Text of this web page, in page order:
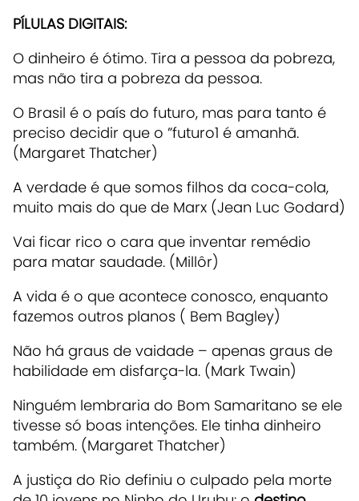
PÍLULAS DIGITAIS:
O dinheiro é ótimo. Tira a pessoa da pobreza,
mas não tira a pobreza da pessoa.
O Brasil é o país do futuro, mas para tanto é
preciso decidir que o ”futuro1 é amanhã.
(Margaret Thatcher)
A verdade é que somos filhos da coca-cola,
muito mais do que de Marx (Jean Luc Godard)
Vai ficar rico o cara que inventar remédio
para matar saudade. (Millôr)
A vida é o que acontece conosco, enquanto
fazemos outros planos ( Bem Bagley)
Não há graus de vaidade – apenas graus de
habilidade em disfarça-la. (Mark Twain)
Ninguém lembraria do Bom Samaritano se ele
tivesse só boas intenções. Ele tinha dinheiro
também. (Margaret Thatcher)
A justiça do Rio definiu o culpado pela morte